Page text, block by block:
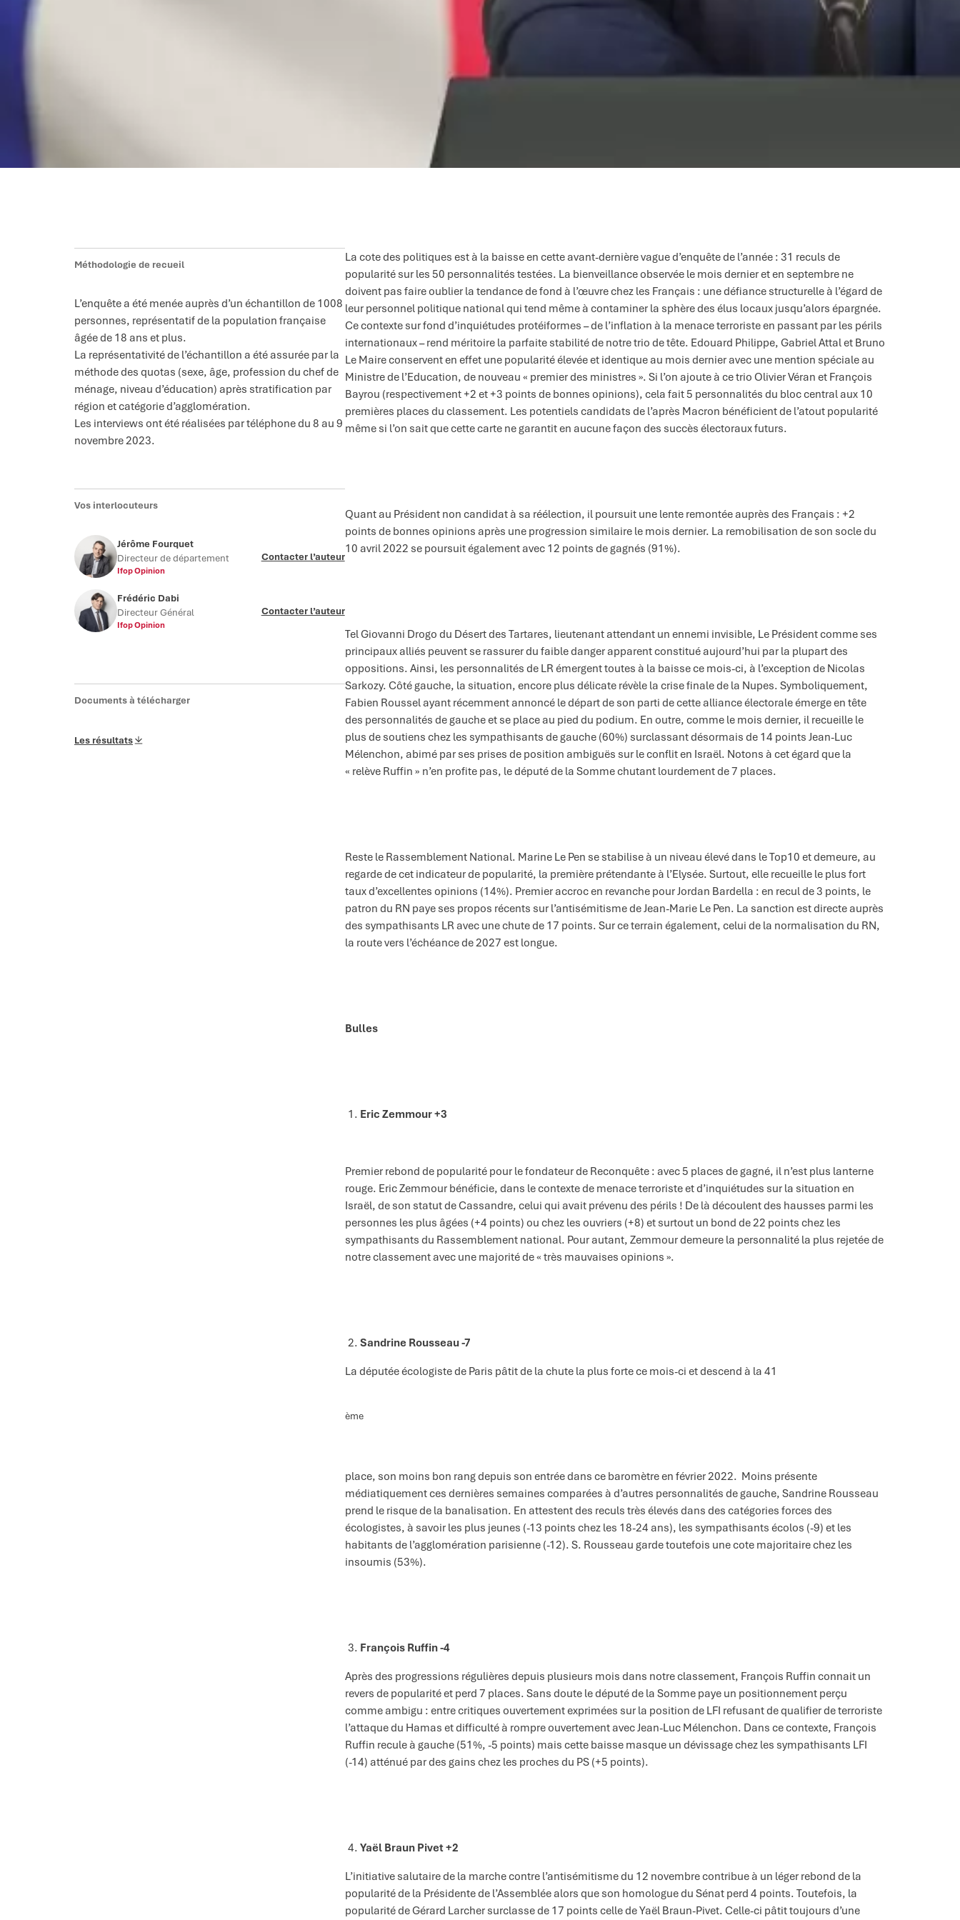
Méthodologie de recueil
L’enquête a été menée auprès d’un échantillon de 1008
personnes, représentatif de la population française
âgée de 18 ans et plus.
La représentativité de l’échantillon a été assurée par la
méthode des quotas (sexe, âge, profession du chef de
ménage, niveau d’éducation) après stratification par
région et catégorie d’agglomération.
Les interviews ont été réalisées par téléphone du 8 au 9
novembre 2023.
Vos interlocuteurs
Jérôme Fourquet
Directeur de département
Ifop Opinion
Contacter l’auteur
Frédéric Dabi
Directeur Général
Ifop Opinion
Contacter l’auteur
Documents à télécharger
Les résultats
La cote des politiques est à la baisse en cette avant-dernière vague d’enquête de l’année : 31 reculs de
popularité sur les 50 personnalités testées. La bienveillance observée le mois dernier et en septembre ne
doivent pas faire oublier la tendance de fond à l’œuvre chez les Français : une défiance structurelle à l’égard de
leur personnel politique national qui tend même à contaminer la sphère des élus locaux jusqu’alors épargnée.
Ce contexte sur fond d’inquiétudes protéiformes – de l’inflation à la menace terroriste en passant par les périls
internationaux – rend méritoire la parfaite stabilité de notre trio de tête. Edouard Philippe, Gabriel Attal et Bruno
Le Maire conservent en effet une popularité élevée et identique au mois dernier avec une mention spéciale au
Ministre de l’Education, de nouveau « premier des ministres ». Si l’on ajoute à ce trio Olivier Véran et François
Bayrou (respectivement +2 et +3 points de bonnes opinions), cela fait 5 personnalités du bloc central aux 10
premières places du classement. Les potentiels candidats de l’après Macron bénéficient de l’atout popularité
même si l’on sait que cette carte ne garantit en aucune façon des succès électoraux futurs.
Quant au Président non candidat à sa réélection, il poursuit une lente remontée auprès des Français : +2
points de bonnes opinions après une progression similaire le mois dernier. La remobilisation de son socle du
10 avril 2022 se poursuit également avec 12 points de gagnés (91%).
Tel Giovanni Drogo du Désert des Tartares, lieutenant attendant un ennemi invisible, Le Président comme ses
principaux alliés peuvent se rassurer du faible danger apparent constitué aujourd’hui par la plupart des
oppositions. Ainsi, les personnalités de LR émergent toutes à la baisse ce mois-ci, à l’exception de Nicolas
Sarkozy. Côté gauche, la situation, encore plus délicate révèle la crise finale de la Nupes. Symboliquement,
Fabien Roussel ayant récemment annoncé le départ de son parti de cette alliance électorale émerge en tête
des personnalités de gauche et se place au pied du podium. En outre, comme le mois dernier, il recueille le
plus de soutiens chez les sympathisants de gauche (60%) surclassant désormais de 14 points Jean-Luc
Mélenchon, abimé par ses prises de position ambiguës sur le conflit en Israël. Notons à cet égard que la
« relève Ruffin » n’en profite pas, le député de la Somme chutant lourdement de 7 places.
Reste le Rassemblement National. Marine Le Pen se stabilise à un niveau élevé dans le Top10 et demeure, au
regarde de cet indicateur de popularité, la première prétendante à l’Elysée. Surtout, elle recueille le plus fort
taux d’excellentes opinions (14%). Premier accroc en revanche pour Jordan Bardella : en recul de 3 points, le
patron du RN paye ses propos récents sur l’antisémitisme de Jean-Marie Le Pen. La sanction est directe auprès
des sympathisants LR avec une chute de 17 points. Sur ce terrain également, celui de la normalisation du RN,
la route vers l’échéance de 2027 est longue.
Bulles
Eric Zemmour +3
Premier rebond de popularité pour le fondateur de Reconquête : avec 5 places de gagné, il n’est plus lanterne
rouge. Eric Zemmour bénéficie, dans le contexte de menace terroriste et d’inquiétudes sur la situation en
Israël, de son statut de Cassandre, celui qui avait prévenu des périls ! De là découlent des hausses parmi les
personnes les plus âgées (+4 points) ou chez les ouvriers (+8) et surtout un bond de 22 points chez les
sympathisants du Rassemblement national. Pour autant, Zemmour demeure la personnalité la plus rejetée de
notre classement avec une majorité de « très mauvaises opinions ».
Sandrine Rousseau -7
La députée écologiste de Paris pâtit de la chute la plus forte ce mois-ci et descend à la 41
ème
place, son moins bon rang depuis son entrée dans ce baromètre en février 2022. Moins présente
médiatiquement ces dernières semaines comparées à d’autres personnalités de gauche, Sandrine Rousseau
prend le risque de la banalisation. En attestent des reculs très élevés dans des catégories forces des
écologistes, à savoir les plus jeunes (-13 points chez les 18-24 ans), les sympathisants écolos (-9) et les
habitants de l’agglomération parisienne (-12). S. Rousseau garde toutefois une cote majoritaire chez les
insoumis (53%).
François Ruffin -4
Après des progressions régulières depuis plusieurs mois dans notre classement, François Ruffin connait un
revers de popularité et perd 7 places. Sans doute le député de la Somme paye un positionnement perçu
comme ambigu : entre critiques ouvertement exprimées sur la position de LFI refusant de qualifier de terroriste
l’attaque du Hamas et difficulté à rompre ouvertement avec Jean-Luc Mélenchon. Dans ce contexte, François
Ruffin recule à gauche (51%, -5 points) mais cette baisse masque un dévissage chez les sympathisants LFI
(-14) atténué par des gains chez les proches du PS (+5 points).
Yaël Braun Pivet +2
L’initiative salutaire de la marche contre l’antisémitisme du 12 novembre contribue à un léger rebond de la
popularité de la Présidente de l’Assemblée alors que son homologue du Sénat perd 4 points. Toutefois, la
popularité de Gérard Larcher surclasse de 17 points celle de Yaël Braun-Pivet. Celle-ci pâtit toujours d’une